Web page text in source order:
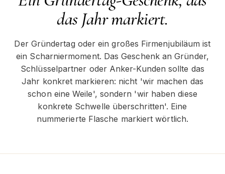
das Jahr markiert.
Der Gründertag oder ein großes Firmenjubiläum ist
ein Scharniermoment. Das Geschenk an Gründer,
Schlüsselpartner oder Anker-Kunden sollte das
Jahr konkret markieren: nicht 'wir machen das
schon eine Weile', sondern 'wir haben diese
konkrete Schwelle überschritten'. Eine
nummerierte Flasche markiert wörtlich.